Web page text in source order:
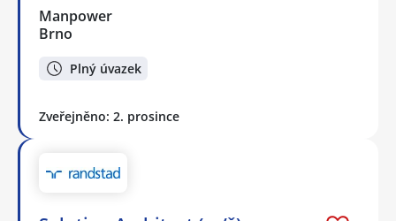
Manpower
Brno
Plný úvazek
Zveřejněno: 2. prosince